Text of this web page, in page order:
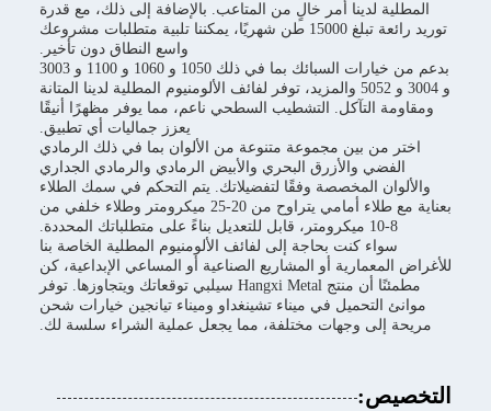
المطلية لدينا أمر خالٍ من المتاعب. بالإضافة إلى ذلك، مع قدرة
توريد رائعة تبلغ 15000 طن شهريًا، يمكننا تلبية متطلبات مشروعك
واسع النطاق دون تأخير.
بدعم من خيارات السبائك بما في ذلك 1050 و 1060 و 1100 و 3003
و 3004 و 5052 والمزيد، توفر لفائف الألومنيوم المطلية لدينا المتانة
ومقاومة التآكل. التشطيب السطحي ناعم، مما يوفر مظهرًا أنيقًا
يعزز جماليات أي تطبيق.
اختر من بين مجموعة متنوعة من الألوان بما في ذلك الرمادي
الفضي والأزرق البحري والأبيض الرمادي والرمادي الجداري
والألوان المخصصة وفقًا لتفضيلاتك. يتم التحكم في سمك الطلاء
بعناية مع طلاء أمامي يتراوح من 20-25 ميكرومتر وطلاء خلفي من
8-10 ميكرومتر، قابل للتعديل بناءً على متطلباتك المحددة.
سواء كنت بحاجة إلى لفائف الألومنيوم المطلية الخاصة بنا
للأغراض المعمارية أو المشاريع الصناعية أو المساعي الإبداعية، كن
مطمئنًا أن منتج Hangxi Metal سيلبي توقعاتك ويتجاوزها. توفر
موانئ التحميل في ميناء تشينغداو وميناء تيانجين خيارات شحن
مريحة إلى وجهات مختلفة، مما يجعل عملية الشراء سلسة لك.
التخصيص: